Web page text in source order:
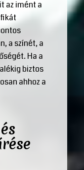
az imént a
a színét, a
Ha a
biztos
ahhoz a